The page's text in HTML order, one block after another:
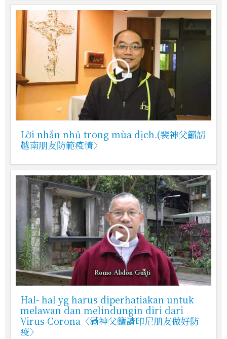
Lời nhắn nhủ trong mùa dịch.(裴神父籲請
越南朋友防範疫情〉
Hal- hal yg harus diperhatiakan untuk
melawan dan melindungin diri dari
Virus Corona〈滿神父籲請印尼朋友做好防
疫〉